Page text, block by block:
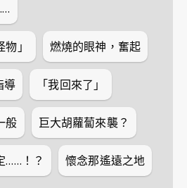
」 燃燒的眼神，奮起
導 「我回來了」
般 巨大胡蘿蔔來襲？
……！？ 懷念那遙遠之地